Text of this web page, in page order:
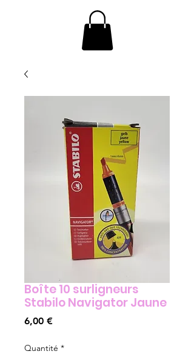
Boîte 10 surligneurs
Stabilo Navigator Jaune
6,00 €Prix
Quantité *